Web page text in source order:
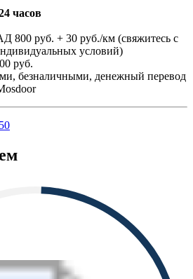
часов
800 руб. + 30 руб./км (свяжитесь с
условий)
руб.
безналичными, денежный перевод